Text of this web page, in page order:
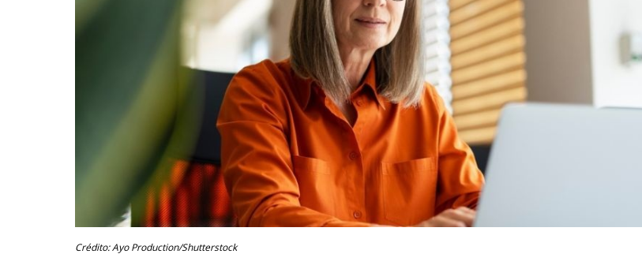
Crédito: Ayo Production/Shutterstock